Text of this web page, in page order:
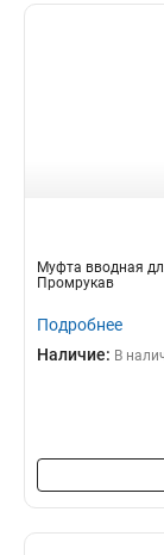
Муфта вводная
Промрукав
Подробнее
Наличие: В